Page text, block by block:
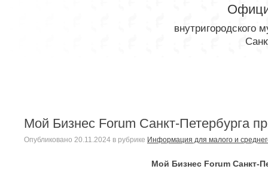
внутригородского
Мой Бизнес Forum Санкт-Петербурга
Опубликовано 20.11.2024 в рубрике Информация для малого и
Мой Бизнес Forum Санкт-